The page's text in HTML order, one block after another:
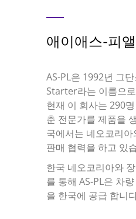
애이애스-피앨
AS-PL은 1992년 그
Starter라는 이름으
현재 이 회사는 290
춘 전문가를 제품을
국에서는 네오코리
판매 협력을 하고 있
한국 네오코리아와
를 통해 AS-PL은 차
을 한국에 공급 합니